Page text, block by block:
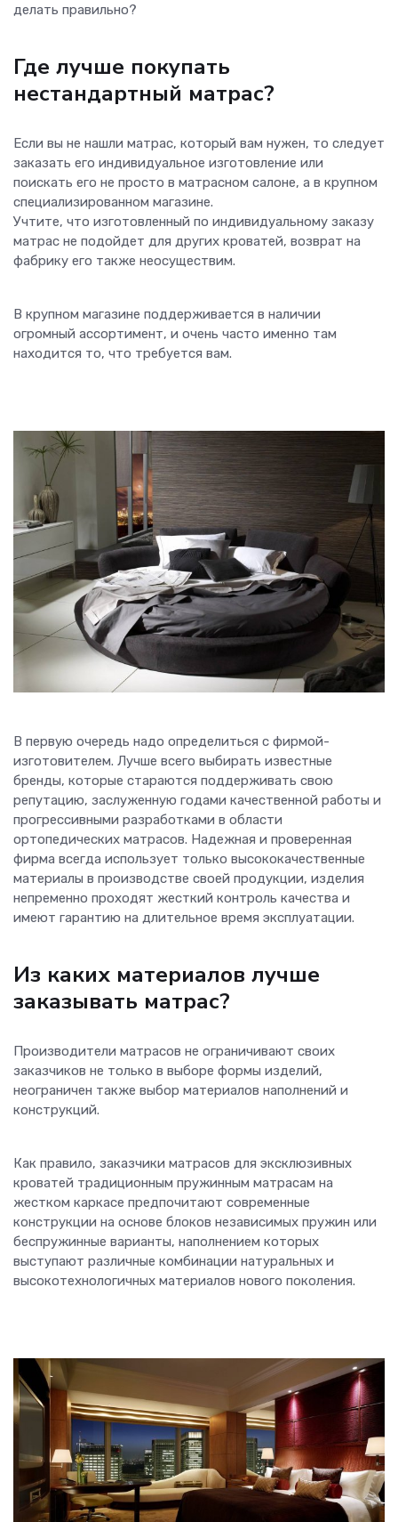
делать правильно?
Где лучше покупать
нестандартный матрас?
Если вы не нашли матрас, который вам нужен, то следует
заказать его индивидуальное изготовление или
поискать его не просто в матрасном салоне, а в крупном
специализированном магазине.
Учтите, что изготовленный по индивидуальному заказу
матрас не подойдет для других кроватей, возврат на
фабрику его также неосуществим.
В крупном магазине поддерживается в наличии
огромный ассортимент, и очень часто именно там
находится то, что требуется вам.
В первую очередь надо определиться с фирмой-
изготовителем. Лучше всего выбирать известные
бренды, которые стараются поддерживать свою
репутацию, заслуженную годами качественной работы и
прогрессивными разработками в области
ортопедических матрасов. Надежная и проверенная
фирма всегда использует только высококачественные
материалы в производстве своей продукции, изделия
непременно проходят жесткий контроль качества и
имеют гарантию на длительное время эксплуатации.
Из каких материалов лучше
заказывать матрас?
Производители матрасов не ограничивают своих
заказчиков не только в выборе формы изделий,
неограничен также выбор материалов наполнений и
конструкций.
Как правило, заказчики матрасов для эксклюзивных
кроватей традиционным пружинным матрасам на
жестком каркасе предпочитают современные
конструкции на основе блоков независимых пружин или
беспружинные варианты, наполнением которых
выступают различные комбинации натуральных и
высокотехнологичных материалов нового поколения.